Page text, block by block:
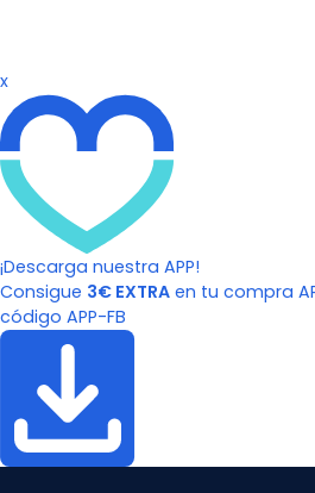
x
¡Descarga nuestra APP!
Consigue 3€ EXTRA en tu compra
código APP-FB